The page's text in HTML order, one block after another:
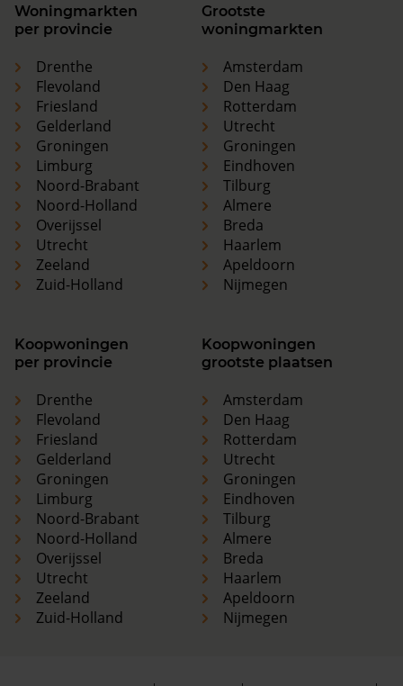
Woningmarkten
per provincie
Drenthe
Flevoland
Friesland
Gelderland
Groningen
Limburg
Noord-Brabant
Noord-Holland
Overijssel
Utrecht
Zeeland
Zuid-Holland
Grootste
woningmarkten
Amsterdam
Den Haag
Rotterdam
Utrecht
Groningen
Eindhoven
Tilburg
Almere
Breda
Haarlem
Apeldoorn
Nijmegen
Koopwoningen
per provincie
Drenthe
Flevoland
Friesland
Gelderland
Groningen
Limburg
Noord-Brabant
Noord-Holland
Overijssel
Utrecht
Zeeland
Zuid-Holland
Koopwoningen
grootste plaatsen
Amsterdam
Den Haag
Rotterdam
Utrecht
Groningen
Eindhoven
Tilburg
Almere
Breda
Haarlem
Apeldoorn
Nijmegen